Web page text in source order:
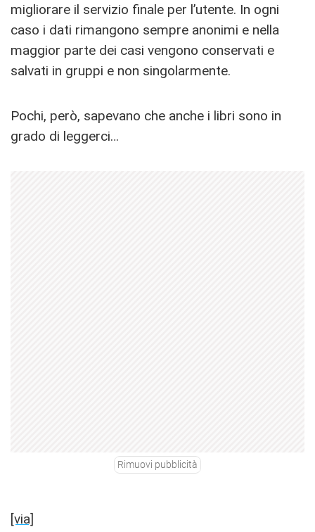
migliorare il servizio finale per l’utente. In ogni
caso i dati rimangono sempre anonimi e nella
maggior parte dei casi vengono conservati e
salvati in gruppi e non singolarmente.
Pochi, però, sapevano che anche i libri sono in
grado di leggerci…
Rimuovi pubblicità
[via]